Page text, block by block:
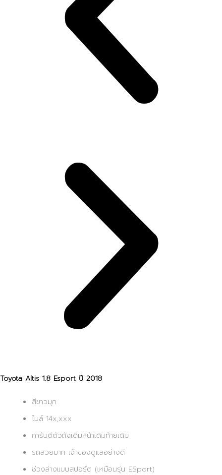
Toyota Altis 1.8 Esport ปี 2018
สีขาวมุก
ไมล์ 14x,xxx
การันตีตัวถังเดิมหน้าเดิมท้ายเดิม
รถสวยมาก เจ้าของดูแลอย่างดี
ช่วงล่างแบบสปอร์ต (เหมือนรุ่น ESport)